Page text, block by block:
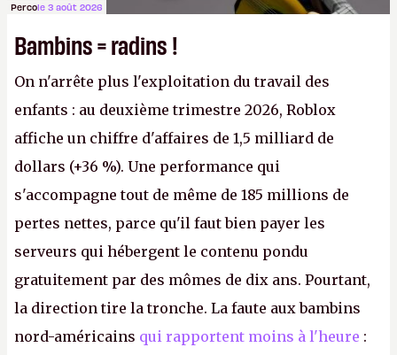
Percole 3 août 2026
Bambins = radins !
On n'arrête plus l'exploitation du travail des
enfants : au deuxième trimestre 2026, Roblox
affiche un chiffre d'affaires de 1,5 milliard de
dollars (+36 %). Une performance qui
s'accompagne tout de même de 185 millions de
pertes nettes, parce qu'il faut bien payer les
serveurs qui hébergent le contenu pondu
gratuitement par des mômes de dix ans. Pourtant,
la direction tire la tronche. La faute aux bambins
nord-américains qui rapportent moins à l'heure :